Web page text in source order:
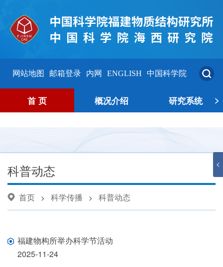
网站地图 邮箱登录 内网 ENGLISH 中国科学院
首 页 概况介绍 研究系统 >
<
科普动态
首页 > 科学传播 > 科普动态
福建物构所举办科学节活动
2025-11-24